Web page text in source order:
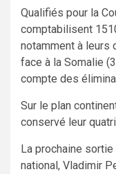
Qualifiés pour la
comptabilisent
notamment à leurs
face à la Somalie
compte des
Sur le plan
conservé leur
La prochaine
national, Vladimir